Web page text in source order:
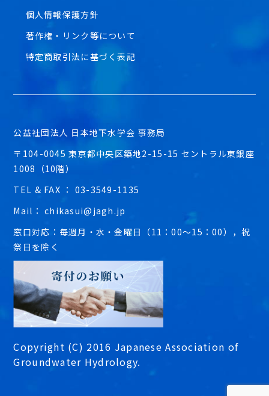
個人情報保護方針
著作権・リンク等について
特定商取引法に基づく表記
公益社団法人 日本地下水学会 事務局
〒104-0045 東京都中央区築地2-15-15 セントラル東銀座
1008（10階）
TEL & FAX ： 03-3549-1135
Mail： chikasui@jagh.jp
窓口対応：毎週月・水・金曜日（11：00～15：00），祝
祭日を除く
Copyright (C) 2016 Japanese Association of
Groundwater Hydrology.